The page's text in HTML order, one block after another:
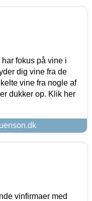
fokus på vine i
dig vine fra de
vine fra nogle af
dukker op. Klik her
vinfirmaer med